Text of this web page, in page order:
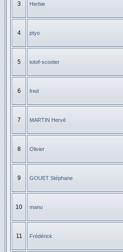
3 Herbie
4 ptyo
5 totof-scooter
6 fred
7 MARTIN Hervé
8 Olivier
9 GOUET Stéphane
10 manu
11 Frédérick